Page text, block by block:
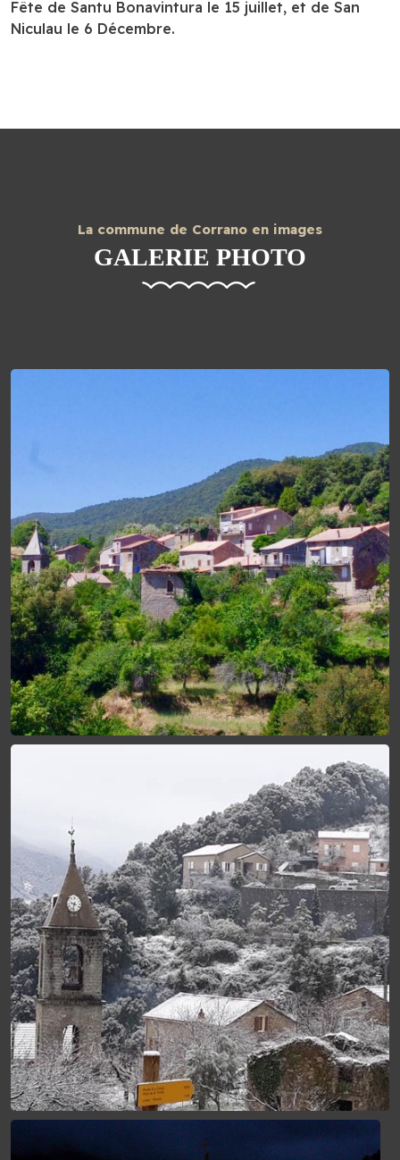
Fête de Santu Bonavintura le 15 juillet, et de San
Niculau le 6 Décembre.
La commune de Corrano en images
GALERIE PHOTO